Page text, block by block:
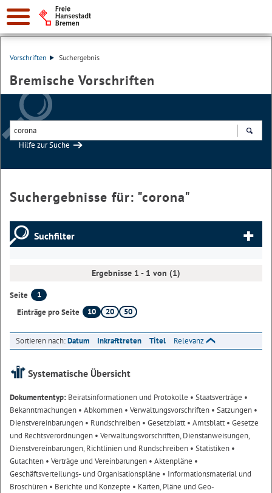
Vorschriften Suchergebnis
Bremische Vorschriften
Hilfe zur Suche
Suchergebnisse für: "corona"
Suchfilter
Ergebnisse 1 - 1 von (1)
Seite
1
Einträge pro Seite
10 20 50
Sortieren nach:Datum Inkrafttreten Titel Relevanz
Systematische Übersicht
Dokumententyp: Beiratsinformationen und Protokolle • Staatsverträge •
Bekanntmachungen • Abkommen • Verwaltungsvorschriften • Satzungen •
Dienstvereinbarungen • Rundschreiben • Gesetzblatt• Amtsblatt• Gesetze
und Rechtsverordnungen • Verwaltungsvorschriften, Dienstanweisungen,
Dienstvereinbarungen, Richtlinien und Rundschreiben • Statistiken •
Gutachten • Verträge und Vereinbarungen • Aktenpläne •
Geschäftsverteilungs- und Organisationspläne • Informationsmaterial und
Broschüren • Berichte und Konzepte • Karten, Pläne und Geo-